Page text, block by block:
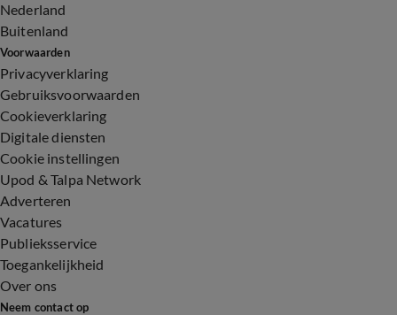
Nederland
Buitenland
Voorwaarden
Privacyverklaring
Gebruiksvoorwaarden
Cookieverklaring
Digitale diensten
Cookie instellingen
Upod & Talpa Network
Adverteren
Vacatures
Publieksservice
Toegankelijkheid
Over ons
Neem contact op